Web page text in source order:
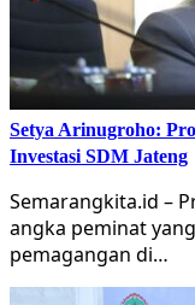
Setya Arinugroho:
Investasi SDM Jateng
Semarangkita.id –
angka peminat
pemagangan di…